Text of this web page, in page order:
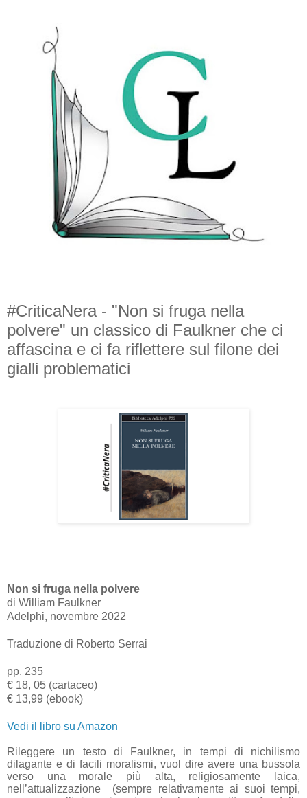
#CriticaNera - "Non si fruga nella
polvere" un classico di Faulkner che ci
affascina e ci fa riflettere sul filone dei
gialli problematici
Non si fruga nella polvere
di William Faulkner
Adelphi, novembre 2022
Traduzione di Roberto Serrai
pp. 235
€ 18, 05 (cartaceo)
€ 13,99 (ebook)
Vedi il libro su Amazon
Rileggere un testo di Faulkner, in tempi di nichilismo
dilagante e di facili moralismi, vuol dire avere una bussola
verso una morale più alta, religiosamente laica,
nell’attualizzazione
(sempre relativamente ai suoi tempi,